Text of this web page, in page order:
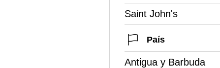
Saint John's
País
Antigua y Barbuda